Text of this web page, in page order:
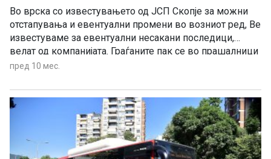
Во врска со известувањето од ЈСП Скопје за можни
отстапувања и евентуални промени во возниот ред, Ве
известуваме за евентуални несакани последици,
велат од компанијата. Граѓаните пак се во прашалници
дали пак ќе мрзнат по постојките.
пред 10 мес.